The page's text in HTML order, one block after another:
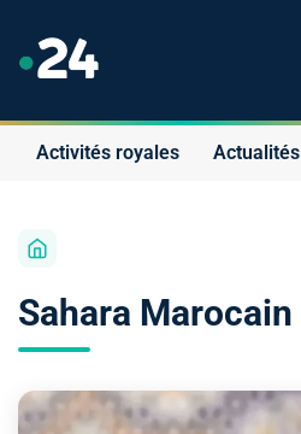
Activités royales Actualités
Sahara Marocain